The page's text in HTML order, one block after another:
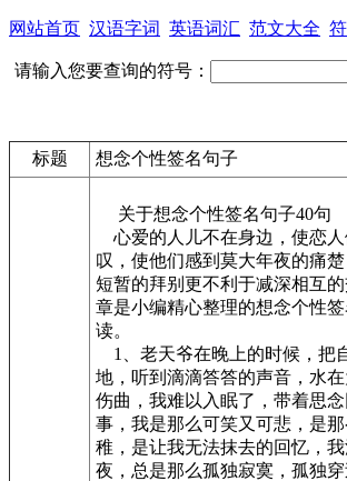
网站首页 汉语字词 英语词汇 范文大全
请输入您要查询的符号：
标题 想念个性签名句子
关于想念个性签名句子40句
心爱的人儿不在身边，使恋人
叹，使他们感到莫大年夜的痛
短暂的拜别更不利于减深相互
章是小编精心整理的想念个性
读。
1、老天爷在晚上的时候，把
地，听到滴滴答答的声音，水
伤曲，我难以入眠了，带着思
事，我是那么可笑又可悲，是
稚，是让我无法抹去的回忆，我
夜，总是那么孤独寂寞，孤独